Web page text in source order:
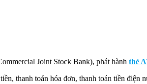
Joint Stock Bank), phát hành thẻ
thanh toán hóa đơn, thanh toán tiền điện